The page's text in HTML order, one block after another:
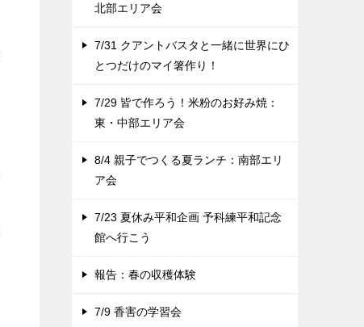
北部エリア会
7/31 クアントバスタと一緒に世界にひ
とつだけのマイ箸作り！
7/29 皆で作ろう！米粉のお好み焼：
東・中部エリア会
8/4 親子でつくる夏ランチ：南部エリ
ア会
7/23 夏休み平和企画 予科練平和記念
館へ行こう
報告：春の収穫体験
7/9 香害の学習会